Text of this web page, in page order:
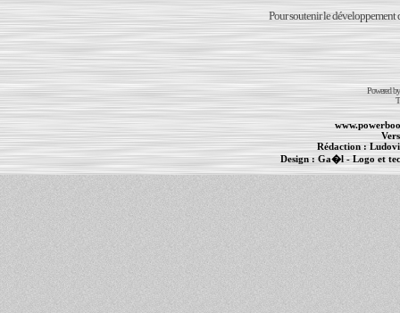
Pour soutenir le développement
Powered
Rédaction :
Design :Ga�l- Logo et
PowerBook